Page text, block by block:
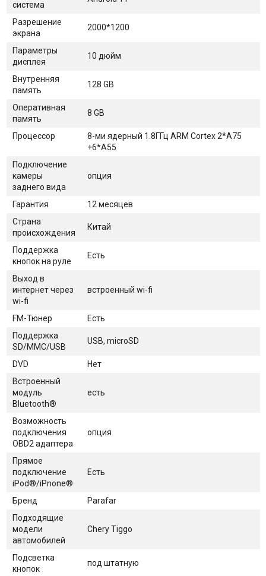
система
Разрешение
экрана
2000*1200
Параметры
дисплея
10 дюйм
Внутренняя
память
128 GB
Оперативная
память
8 GB
Процессор
8-ми ядерный 1.8ГГц ARM Cortex 2*A75
+6*A55
Подключение
камеры
заднего вида
опция
Гарантия
12 месяцев
Страна
происхождения
Китай
Поддержка
кнопок на руле
Есть
Выход в
интернет через
wi-fi
встроенный wi-fi
FM-Тюнер
Есть
Поддержка
SD/MMC/USB
USB, microSD
DVD
Нет
Встроенный
модуль
Bluetooth®
есть
Возможность
подключения
OBD2 адаптера
опция
Прямое
подключение
iPod®/iPnone®
Есть
Бренд
Parafar
Подходящие
модели
автомобилей
Chery Tiggo
Подсветка
кнопок
под штатную